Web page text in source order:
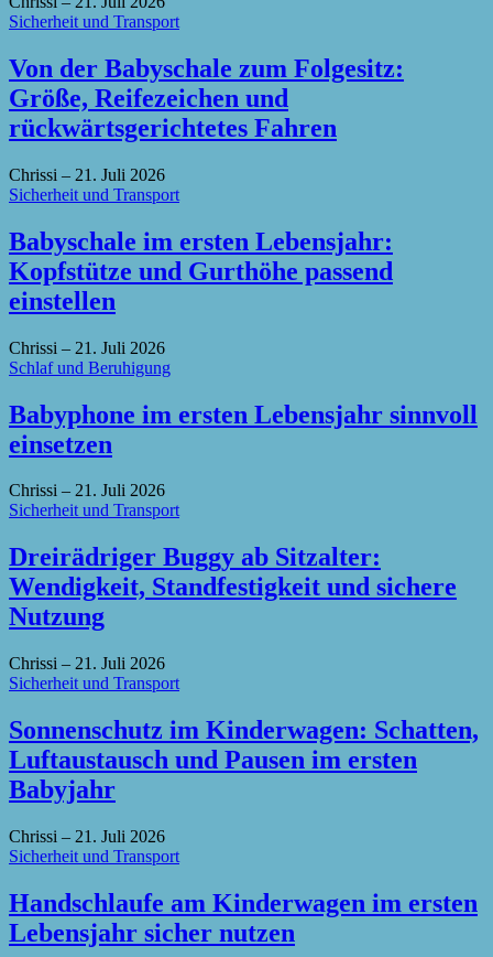
Sicherheit und Transport
Von der Babyschale zum Folgesitz:
Größe, Reifezeichen und
rückwärtsgerichtetes Fahren
Chrissi – 21. Juli 2026
Sicherheit und Transport
Babyschale im ersten Lebensjahr:
Kopfstütze und Gurthöhe passend
einstellen
Chrissi – 21. Juli 2026
Schlaf und Beruhigung
Babyphone im ersten Lebensjahr sinnvoll
einsetzen
Chrissi – 21. Juli 2026
Sicherheit und Transport
Dreirädriger Buggy ab Sitzalter:
Wendigkeit, Standfestigkeit und sichere
Nutzung
Chrissi – 21. Juli 2026
Sicherheit und Transport
Sonnenschutz im Kinderwagen: Schatten,
Luftaustausch und Pausen im ersten
Babyjahr
Chrissi – 21. Juli 2026
Sicherheit und Transport
Handschlaufe am Kinderwagen im ersten
Lebensjahr sicher nutzen